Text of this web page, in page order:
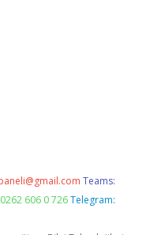
Teams:
606 0 726 Telegram: